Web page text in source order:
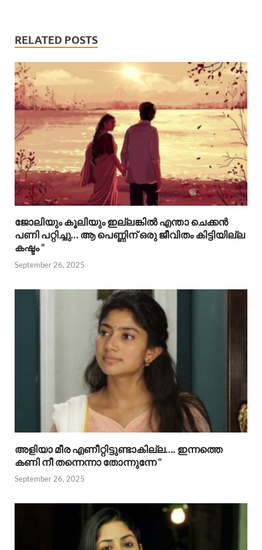
RELATED POSTS
ജോലിയും കൂലിയും ഇല്ലങ്കിൽ എന്താ ചെക്കൻ
പണി പറ്റിച്ചു… ആ പെണ്ണിന് ഒരു ജീവിതം കിട്ടിയില്ല
കഷ്ടം “
September 26, 2025
അളിയാ മീര എണീറ്റിട്ടുണ്ടാകില്ല…. ഇന്നത്തെ
കണി നീ തന്നെന്നാ തോന്നുന്നേ “
September 26, 2025